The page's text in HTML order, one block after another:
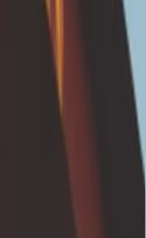
Installation d’un
Tuyaux en PVC ou béton
mm en général) avec pente
Raccordement à un réseau
départemental ou
des fondations (se
Eloigner l’exutoire de la
positionner en aval de la
💪 Quel est